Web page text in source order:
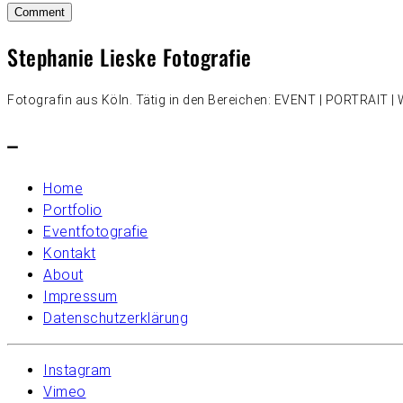
Stephanie Lieske Fotografie
Fotografin aus Köln. Tätig in den Bereichen: EVENT | PORTRAIT |
–
Home
Portfolio
Eventfotografie
Kontakt
About
Impressum
Datenschutzerklärung
Instagram
Vimeo